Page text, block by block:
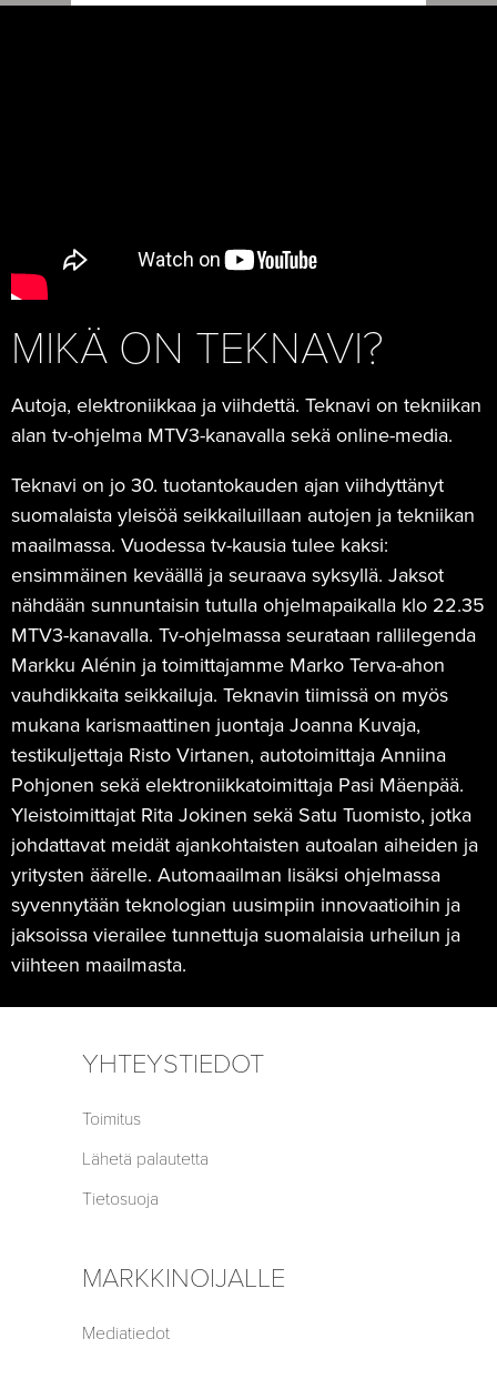
MIKÄ ON TEKNAVI?
Autoja, elektroniikkaa ja viihdettä. Teknavi on tekniikan
alan tv-ohjelma MTV3-kanavalla sekä online-media.
Teknavi on jo 30. tuotantokauden ajan viihdyttänyt
suomalaista yleisöä seikkailuillaan autojen ja tekniikan
maailmassa. Vuodessa tv-kausia tulee kaksi:
ensimmäinen keväällä ja seuraava syksyllä. Jaksot
nähdään sunnuntaisin tutulla ohjelmapaikalla klo 22.35
MTV3-kanavalla. Tv-ohjelmassa seurataan rallilegenda
Markku Alénin ja toimittajamme Marko Terva-ahon
vauhdikkaita seikkailuja. Teknavin tiimissä on myös
mukana karismaattinen juontaja Joanna Kuvaja,
testikuljettaja Risto Virtanen, autotoimittaja Anniina
Pohjonen sekä elektroniikkatoimittaja Pasi Mäenpää.
Yleistoimittajat Rita Jokinen sekä Satu Tuomisto, jotka
johdattavat meidät ajankohtaisten autoalan aiheiden ja
yritysten äärelle. Automaailman lisäksi ohjelmassa
syvennytään teknologian uusimpiin innovaatioihin ja
jaksoissa vierailee tunnettuja suomalaisia urheilun ja
viihteen maailmasta.
YHTEYSTIEDOT
Toimitus
Lähetä palautetta
Tietosuoja
MARKKINOIJALLE
Mediatiedot